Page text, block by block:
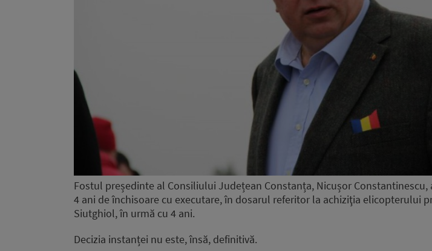
Fostul președinte al Consiliului Județean Constanța, Nicușor
4 ani de închisoare cu executare, în dosarul referitor la achiziţia elicopterului
Siutghiol, în urmă cu 4 ani.
Decizia instanței nu este, însă, definitivă.